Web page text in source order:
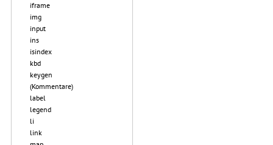
iframe
img
input
ins
isindex
kbd
keygen
(Kommentare)
label
legend
li
link